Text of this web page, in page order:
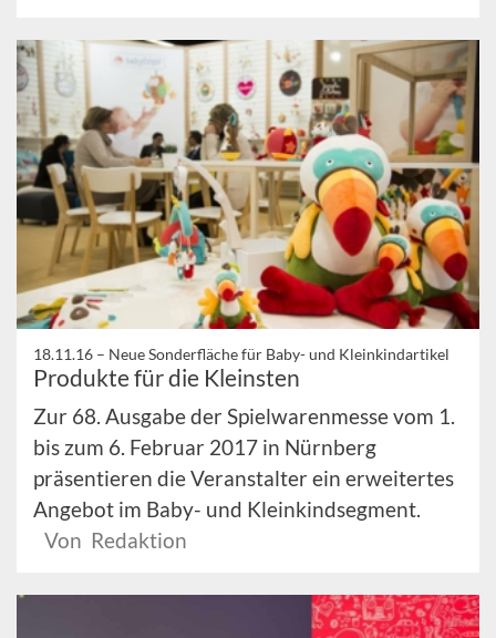
18.11.16 – Neue Sonderfläche für Baby- und Kleinkindartikel
Produkte für die Kleinsten
Zur 68. Ausgabe der Spielwarenmesse vom 1.
bis zum 6. Februar 2017 in Nürnberg
präsentieren die Veranstalter ein erweitertes
Angebot im Baby- und Kleinkindsegment.
Von Redaktion